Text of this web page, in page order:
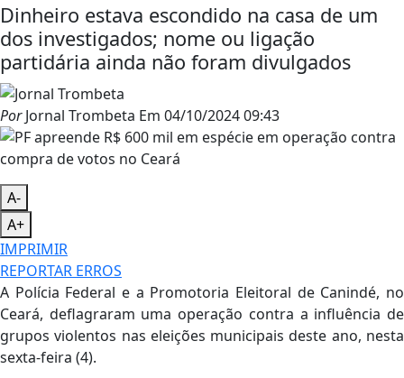
Dinheiro estava escondido na casa de um
dos investigados; nome ou ligação
partidária ainda não foram divulgados
PorJornal Trombeta Em 04/10/2024 09:43
A-
A+
IMPRIMIR
REPORTAR ERROS
A Polícia Federal e a Promotoria Eleitoral de Canindé, no
Ceará, deflagraram uma operação contra a influência de
grupos violentos nas eleições municipais deste ano, nesta
sexta-feira (4).